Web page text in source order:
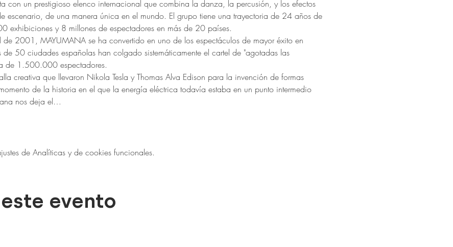
con un prestigioso elenco internacional que combina la danza, la percusión, y los efectos
escenario, de una manera única en el mundo. El grupo tiene una trayectoria de 24 años de
exhibiciones y 8 millones de espectadores en más de 20 países.
de 2001, MAYUMANA se ha convertido en uno de los espectáculos de mayor éxito en
de 50 ciudades españolas han colgado sistemáticamente el cartel de "agotadas las
de 1.500.000 espectadores.
creativa que llevaron Nikola Tesla y Thomas Alva Edison para la invención de formas
de la historia en el que la energía eléctrica todavía estaba en un punto intermedio
nos deja el…
de Analíticas y de cookies funcionales.
evento